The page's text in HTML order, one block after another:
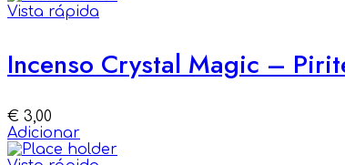
Vista rápida
Incenso Crystal Magic –
€ 3,00
Adicionar